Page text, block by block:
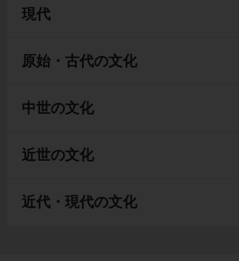
現代
原始・古代の文化
中世の文化
近世の文化
近代・現代の文化